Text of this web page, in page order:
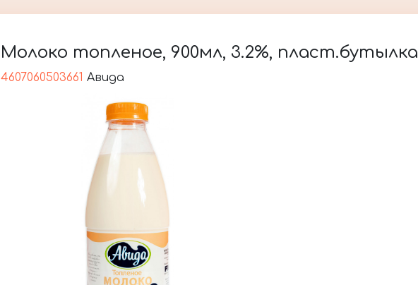
Молоко топленое, 900мл, 3.2%, пласт.бутылка
4607060503661 Авида